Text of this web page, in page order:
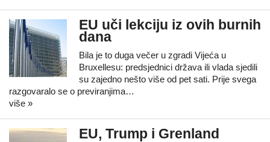
EU uči lekciju iz ovih burnih
dana
Bila je to duga večer u zgradi Vijeća u
Bruxellesu: predsjednici država ili vlada sjedili
su zajedno nešto više od pet sati. Prije svega
razgovaralo se o previranjima…
više »
EU, Trump i Grenland